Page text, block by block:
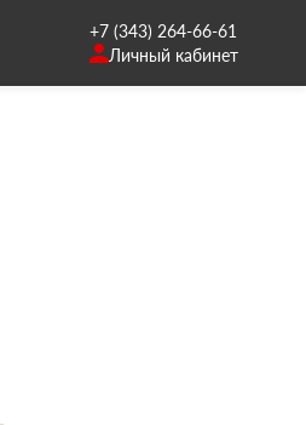
+7 (343) 264-66-61
Личный кабинет